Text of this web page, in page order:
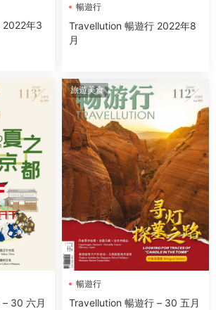
2022年3
暢遊行
Travellution 暢遊行 2022年8
月
30 六月
旅遊美食
暢遊行
Travellution 暢遊行 – 30 五月